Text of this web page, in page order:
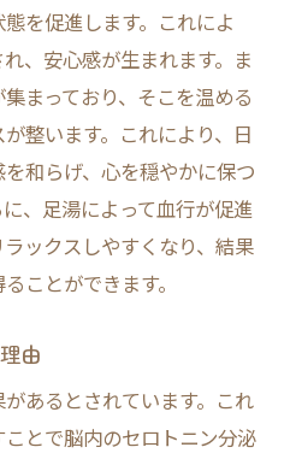
を促進します。これによ
、安心感が生まれます。ま
まっており、そこを温める
整います。これにより、日
和らげ、心を穏やかに保つ
、足湯によって血行が促進
ックスしやすくなり、結果
ことができます。
由
あるとされています。これ
とで脳内のセロトニン分泌